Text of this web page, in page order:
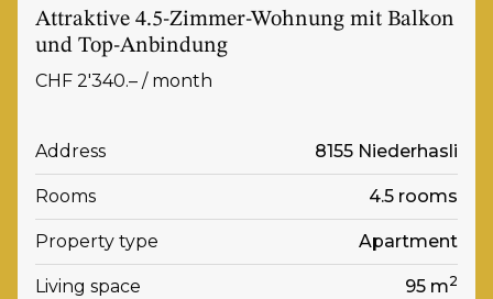
Attraktive 4.5-Zimmer-Wohnung mit Balkon
und Top-Anbindung
CHF 2'340.– / month
Address 8155 Niederhasli
Rooms 4.5 rooms
Property type Apartment
Living space 95 m2